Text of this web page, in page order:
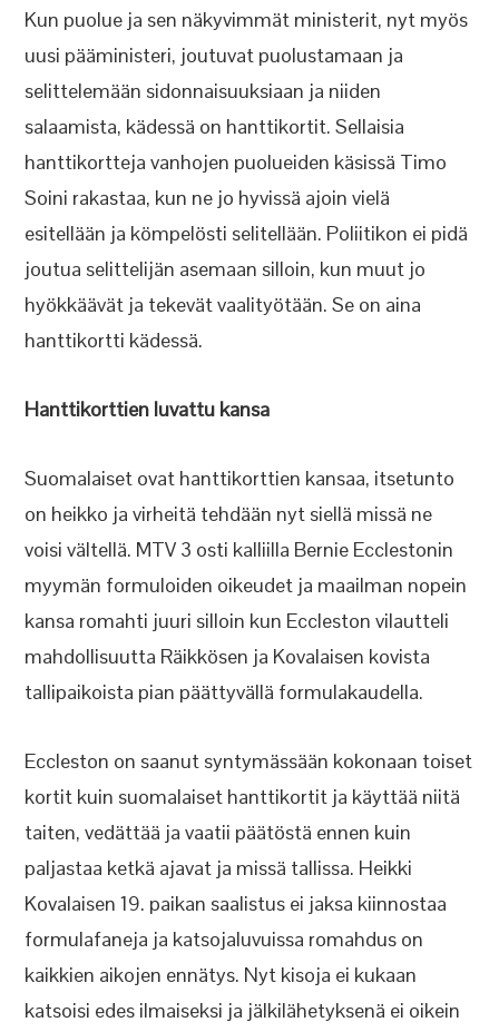
Kun puolue ja sen näkyvimmät ministerit, nyt myös
uusi pääministeri, joutuvat puolustamaan ja
selittelemään sidonnaisuuksiaan ja niiden
salaamista, kädessä on hanttikortit. Sellaisia
hanttikortteja vanhojen puolueiden käsissä Timo
Soini rakastaa, kun ne jo hyvissä ajoin vielä
esitellään ja kömpelösti selitellään. Poliitikon ei pidä
joutua selittelijän asemaan silloin, kun muut jo
hyökkäävät ja tekevät vaalityötään. Se on aina
hanttikortti kädessä.
Hanttikorttien luvattu kansa
Suomalaiset ovat hanttikorttien kansaa, itsetunto
on heikko ja virheitä tehdään nyt siellä missä ne
voisi vältellä. MTV 3 osti kalliilla Bernie Ecclestonin
myymän formuloiden oikeudet ja maailman nopein
kansa romahti juuri silloin kun Eccleston vilautteli
mahdollisuutta Räikkösen ja Kovalaisen kovista
tallipaikoista pian päättyvällä formulakaudella.
Eccleston on saanut syntymässään kokonaan toiset
kortit kuin suomalaiset hanttikortit ja käyttää niitä
taiten, vedättää ja vaatii päätöstä ennen kuin
paljastaa ketkä ajavat ja missä tallissa. Heikki
Kovalaisen 19. paikan saalistus ei jaksa kiinnostaa
formulafaneja ja katsojaluvuissa romahdus on
kaikkien aikojen ennätys. Nyt kisoja ei kukaan
katsoisi edes ilmaiseksi ja jälkilähetyksenä ei oikein